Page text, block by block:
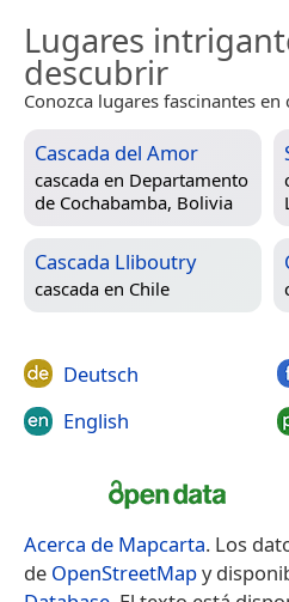
Lugares
descubrir
Conozca lugares fascinantes
Cascada del Amor
cascada en Departamento
de Cochabamba, Bolivia
Cascada Lliboutry
cascada en Chile
Deutsch
English
Acerca de Mapcarta. Los
de OpenStreetMapy